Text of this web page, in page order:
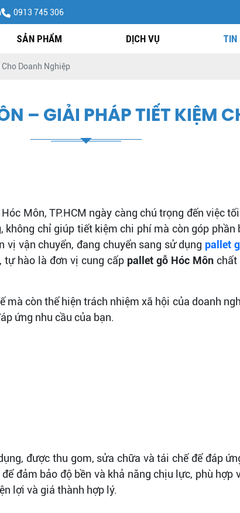
0913 745 306
SẢN PHẨM DỊCH VỤ TIN
Doanh Nghiệp
– GIẢI PHÁP TIẾT KIỆM
Môn, TP.HCM ngày càng chú trọng đến việc
chỉ giúp tiết kiệm chi phí mà còn góp
vị vận chuyển, đang chuyển sang sử dụng pallet
tự hào là đơn vị cung cấp pallet gỗ Hóc Môn chất
còn thể hiện trách nhiệm xã hội của doanh
ứng nhu cầu của bạn.
được thu gom, sửa chữa và tái chế để đáp
đảm bảo độ bền và khả năng chịu lực, phù hợp
lợi và giá thành hợp lý.